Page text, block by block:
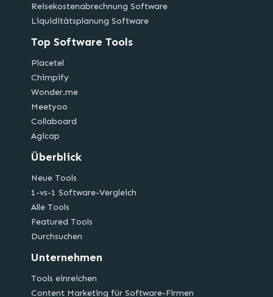
Reisekostenabrechnung Software
Liquiditätsplanung Software
Top Software Tools
Placetel
Chimpify
Wonder.me
Meetyoo
Collaboard
Agicap
Überblick
Neue Tools
1-vs-1 Software-Vergleich
Alle Tools
Featured Tools
Durchsuchen
Unternehmen
Tools einreichen
Content Marketing für Software-Firmen